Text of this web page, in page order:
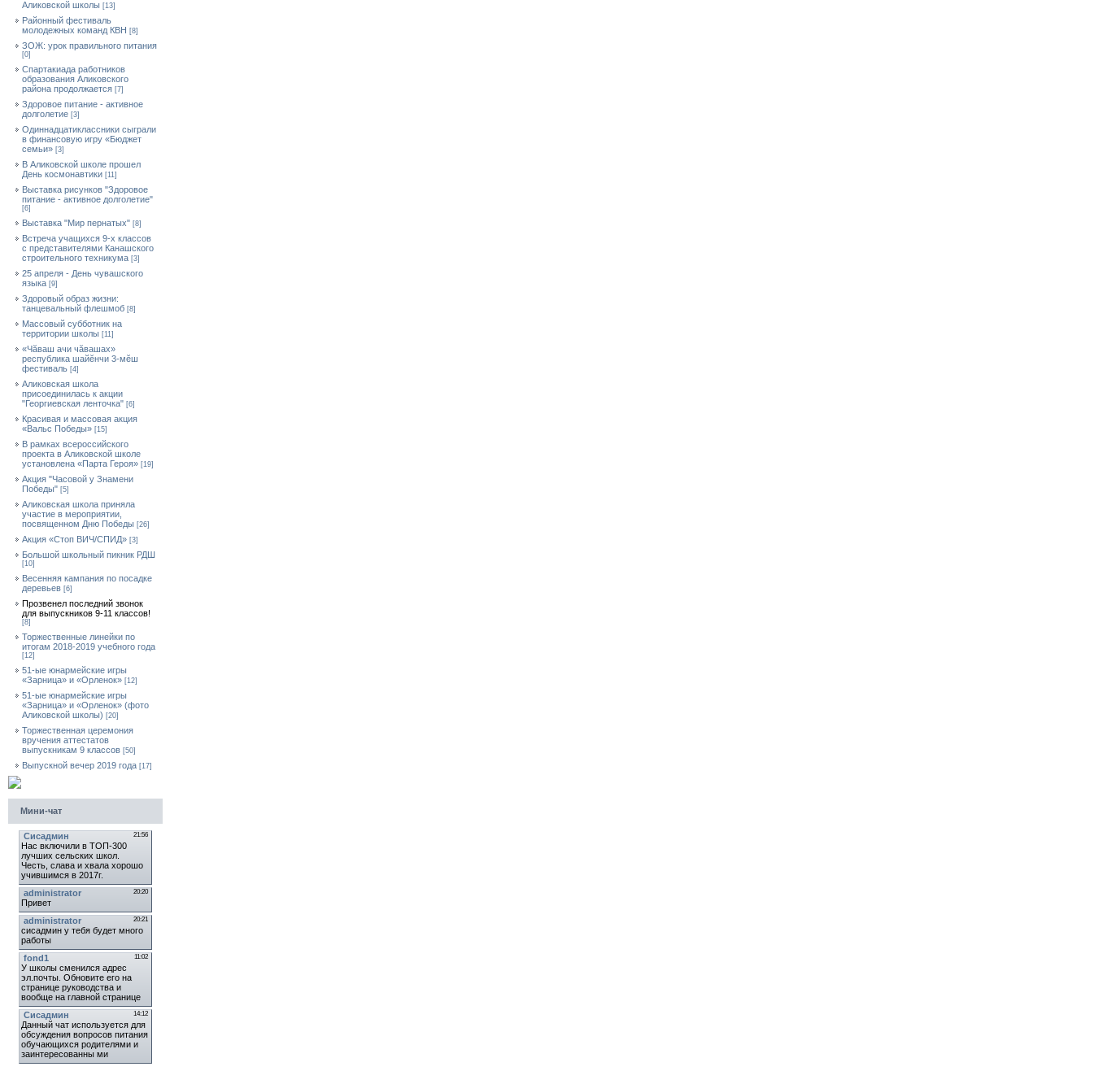
Аликовской школы [13]
Районный фестиваль
молодежных команд КВН [8]
ЗОЖ: урок правильного питания
[0]
Спартакиада работников
образования Аликовского
района продолжается [7]
Здоровое питание - активное
долголетие [3]
Одиннадцатиклассники сыграли
в финансовую игру «Бюджет
семьи» [3]
В Аликовской школе прошел
День космонавтики [11]
Выставка рисунков "Здоровое
питание - активное долголетие"
[6]
Выставка "Мир пернатых" [8]
Встреча учащихся 9-х классов
с представителями Канашского
строительного техникума [3]
25 апреля - День чувашского
языка [9]
Здоровый образ жизни:
танцевальный флешмоб [8]
Массовый субботник на
территории школы [11]
«Чăваш ачи чăвашах»
республика шайĕнчи 3-мĕш
фестиваль [4]
Аликовская школа
присоединилась к акции
"Георгиевская ленточка" [6]
Красивая и массовая акция
«Вальс Победы» [15]
В рамках всероссийского
проекта в Аликовской школе
установлена «Парта Героя» [19]
Акция "Часовой у Знамени
Победы" [5]
Аликовская школа приняла
участие в мероприятии,
посвященном Дню Победы [26]
Акция «Стоп ВИЧ/СПИД» [3]
Большой школьный пикник РДШ
[10]
Весенняя кампания по посадке
деревьев [6]
Прозвенел последний звонок
для выпускников 9-11 классов!
[8]
Торжественные линейки по
итогам 2018-2019 учебного года
[12]
51-ые юнармейские игры
«Зарница» и «Орленок» [12]
51-ые юнармейские игры
«Зарница» и «Орленок» (фото
Аликовской школы) [20]
Торжественная церемония
вручения аттестатов
выпускникам 9 классов [50]
Выпускной вечер 2019 года [17]
Мини-чат